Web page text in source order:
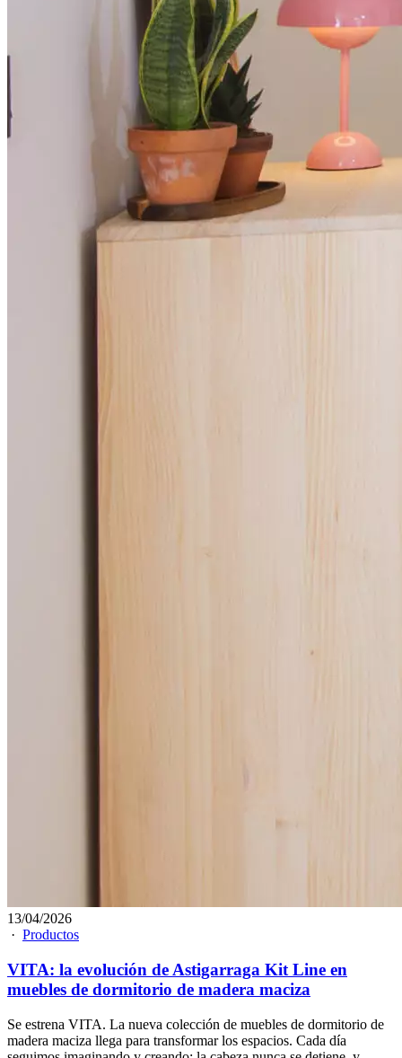
13/04/2026
· Productos
VITA: la evolución de Astigarraga Kit Line en
muebles de dormitorio de madera maciza
Se estrena VITA. La nueva colección de muebles de dormitorio de
madera maciza llega para transformar los espacios. Cada día